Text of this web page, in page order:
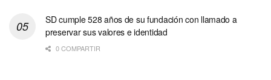
SD cumple 528 años de su fundación con llamado a
preservar sus valores e identidad
0 COMPARTIR